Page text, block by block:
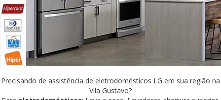
Precisando de assistência de eletrodomésticos LG em sua região na
Vila Gustavo?